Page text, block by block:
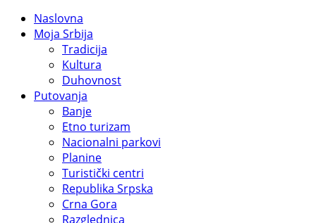
Naslovna
Moja Srbija
Tradicija
Kultura
Duhovnost
Putovanja
Banje
Etno turizam
Nacionalni parkovi
Planine
Turistički centri
Republika Srpska
Crna Gora
Razglednica